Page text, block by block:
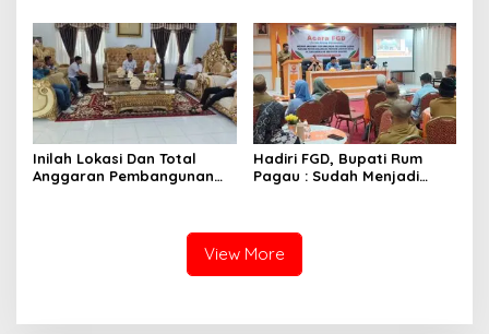
Inilah Lokasi Dan Total
Anggaran Pembangunan
Hadiri FGD, Bupati Rum
Pagau : Sudah Menjadi
View More